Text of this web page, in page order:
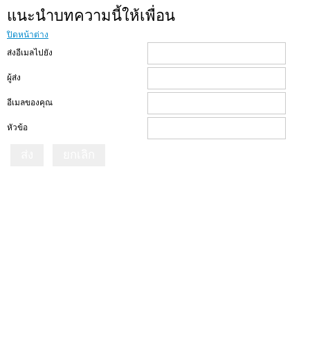
แนะนำบทความนี้ให้เพื่อน
ปิดหน้าต่าง
ส่งอีเมลไปยัง
ผู้ส่ง
อีเมลของคุณ
หัวข้อ